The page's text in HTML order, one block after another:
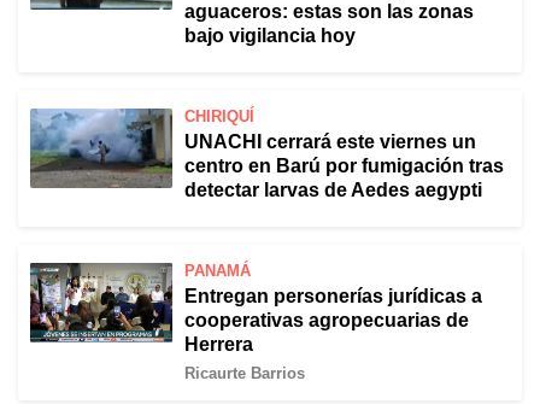
aguaceros: estas son las zonas
bajo vigilancia hoy
CHIRIQUÍ
UNACHI cerrará este viernes un
centro en Barú por fumigación tras
detectar larvas de Aedes aegypti
PANAMÁ
Entregan personerías jurídicas a
cooperativas agropecuarias de
Herrera
Ricaurte Barrios